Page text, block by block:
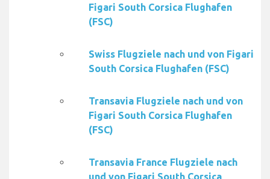
Figari South Corsica Flughafen
(FSC)
Swiss Flugziele nach und von Figari
South Corsica Flughafen (FSC)
Transavia Flugziele nach und von
Figari South Corsica Flughafen
(FSC)
Transavia France Flugziele nach
und von Figari South Corsica